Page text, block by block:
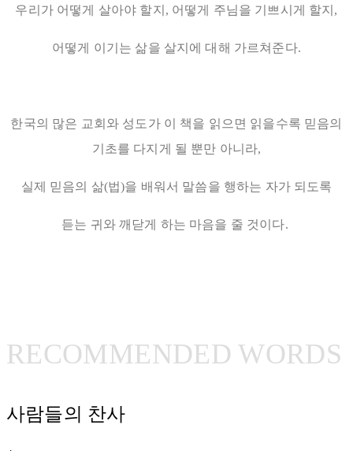
우리가 어떻게 살아야 할지, 어떻게 주님을 기쁘시게 할지,
어떻게 이기는 삶을 살지에 대해 가르쳐준다.
한국의 많은 교회와 성도가 이 책을 읽으면 읽을수록 믿음의
기초를 다지게 될 뿐만 아니라,
실제 믿음의 삶(법)을 배워서 말씀을 행하는 자가 되도록
듣는 귀와 깨닫게 하는 마음을 줄 것이다.
RECOMMENDED WORDS
사람들의 찬사